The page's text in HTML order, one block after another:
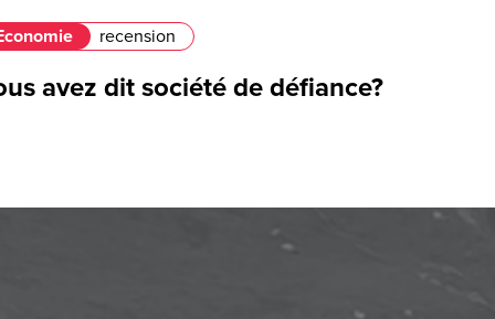
recension
avez dit société de défiance?